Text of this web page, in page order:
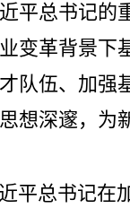
平总书记
变革背景
队伍、加
想深邃，
平总书记在